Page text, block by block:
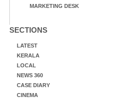
MARKETING DESK
SECTIONS
LATEST
KERALA
LOCAL
NEWS 360
CASE DIARY
CINEMA